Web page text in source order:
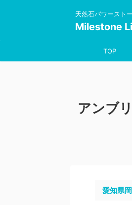
天然石パワースト
Milestone
TOP
アンブ
愛知県